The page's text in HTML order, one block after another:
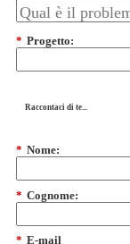
* Progetto:
Raccontaci di te...
* Nome:
* Cognome:
* E-mail